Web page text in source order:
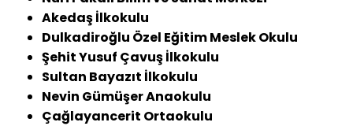
Akedaş İlkokulu
Dulkadiroğlu Özel Eğitim Meslek Okulu
Şehit Yusuf Çavuş İlkokulu
Sultan Bayazıt İlkokulu
Nevin Gümüşer Anaokulu
Çağlayancerit Ortaokulu